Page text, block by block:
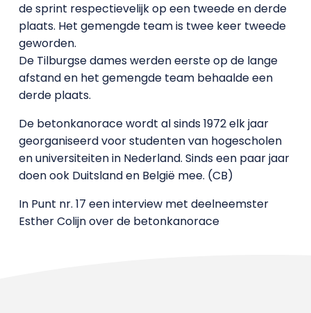
de sprint respectievelijk op een tweede en derde
plaats. Het gemengde team is twee keer tweede
geworden.
De Tilburgse dames werden eerste op de lange
afstand en het gemengde team behaalde een
derde plaats.
De betonkanorace wordt al sinds 1972 elk jaar
georganiseerd voor studenten van hogescholen
en universiteiten in Nederland. Sinds een paar jaar
doen ook Duitsland en België mee. (CB)
In Punt nr. 17 een interview met deelneemster
Esther Colijn over de betonkanorace